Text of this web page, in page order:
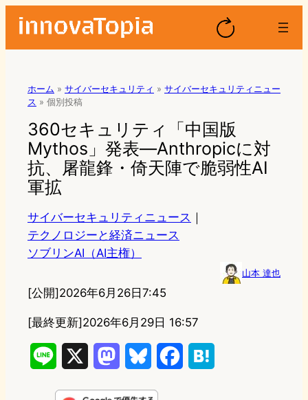
ホーム » サイバーセキュリティ » サイバーセキュリティニュー
ス » 個別投稿
360セキュリティ「中国版
Mythos」発表—Anthropicに対
抗、屠龍鋒・倚天陣で脆弱性AI
軍拡
サイバーセキュリティニュース ｜
テクノロジーと経済ニュース
ソブリンAI（AI主権）
山本 達也
[公開]2026年6月26日7:45
[最終更新]2026年6月29日 16:57